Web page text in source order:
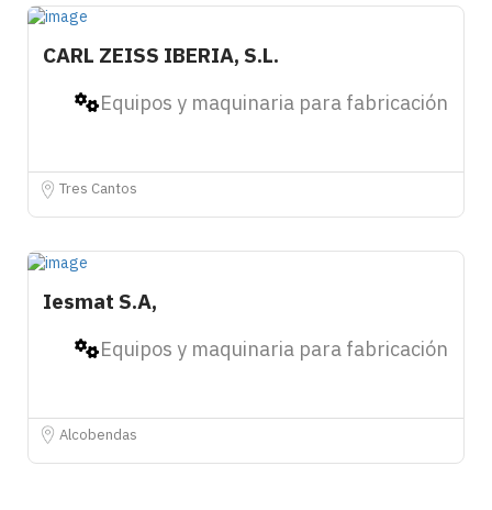
CARL ZEISS IBERIA, S.L.
Equipos y maquinaria para fabricación
Tres Cantos
Iesmat S.A,
Equipos y maquinaria para fabricación
Alcobendas